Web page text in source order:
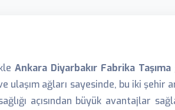
Ankara Diyarbakır Fabrika Taşıma
ulaşım ağları sayesinde, bu iki şehir
açısından büyük avantajlar